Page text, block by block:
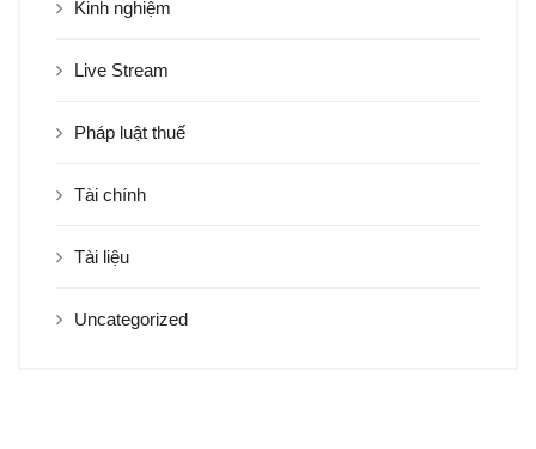
Kinh nghiệm
Live Stream
Pháp luật thuế
Tài chính
Tài liệu
Uncategorized